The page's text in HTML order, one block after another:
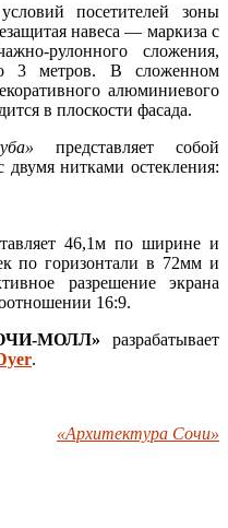
посетителей зоны
навеса — маркиза с
рулонного сложения,
3 метров. В сложенном
алюминиевого
в плоскости фасада.
представляет собой
нитками остекления:
46,1м по ширине и
по горизонтали в 72мм и
разрешение экрана
16:9.
МОЛЛ» разрабатывает
.
«Архитектура Сочи»